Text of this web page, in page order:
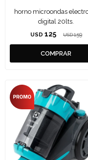
horno microondas
digital 20lts.
USD 125 USD 159